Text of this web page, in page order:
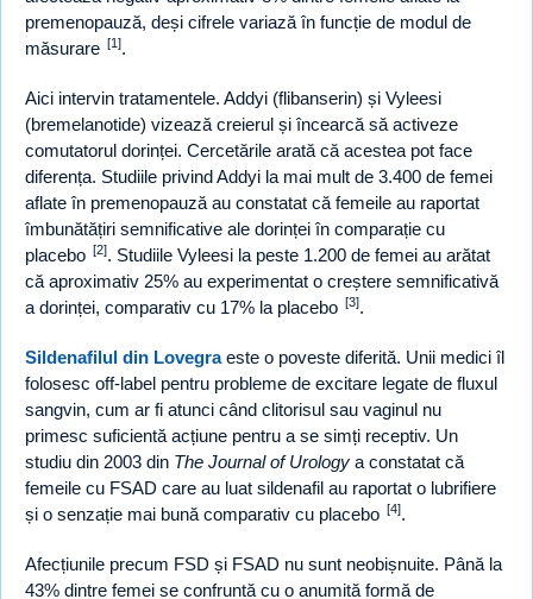
premenopauză, deși cifrele variază în funcție de modul de
măsurare [1].
Aici intervin tratamentele. Addyi (flibanserin) și Vyleesi
(bremelanotide) vizează creierul și încearcă să activeze
comutatorul dorinței. Cercetările arată că acestea pot face
diferența. Studiile privind Addyi la mai mult de 3.400 de femei
aflate în premenopauză au constatat că femeile au raportat
îmbunătățiri semnificative ale dorinței în comparație cu
placebo [2]. Studiile Vyleesi la peste 1.200 de femei au arătat
că aproximativ 25% au experimentat o creștere semnificativă
a dorinței, comparativ cu 17% la placebo [3].
Sildenafilul din Lovegraeste o poveste diferită. Unii medici îl
folosesc off-label pentru probleme de excitare legate de fluxul
sangvin, cum ar fi atunci când clitorisul sau vaginul nu
primesc suficientă acțiune pentru a se simți receptiv. Un
studiu din 2003 din The Journal of Urology a constatat că
femeile cu FSAD care au luat sildenafil au raportat o lubrifiere
și o senzație mai bună comparativ cu placebo [4].
Afecțiunile precum FSD și FSAD nu sunt neobișnuite. Până la
43% dintre femei se confruntă cu o anumită formă de